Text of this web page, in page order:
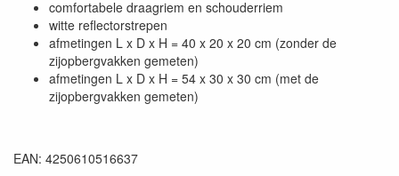
comfortabele draagriem en schouderriem
witte reflectorstrepen
afmetingen L x D x H = 40 x 20 x 20 cm (zonder de
zijopbergvakken gemeten)
afmetingen L x D x H = 54 x 30 x 30 cm (met de
zijopbergvakken gemeten)
EAN: 4250610516637